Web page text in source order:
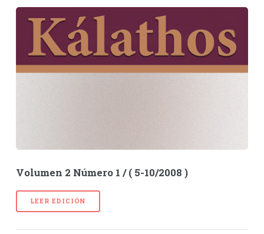
Volumen 2 Número 1 / ( 5-10/2008 )
LEER EDICIÓN